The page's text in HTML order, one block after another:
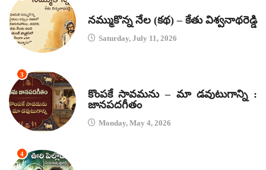
నమ్ముకొన్న నేల (కథ) – కేతు విశ్వనాథరెడ్డి
Saturday, July 11, 2026
3
కొంపకే సావమను – మా డవుటుగాన్ని :
జానపదగీతం
Monday, May 4, 2026
4